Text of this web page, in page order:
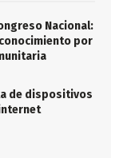
Nacional:
por
de dispositivos